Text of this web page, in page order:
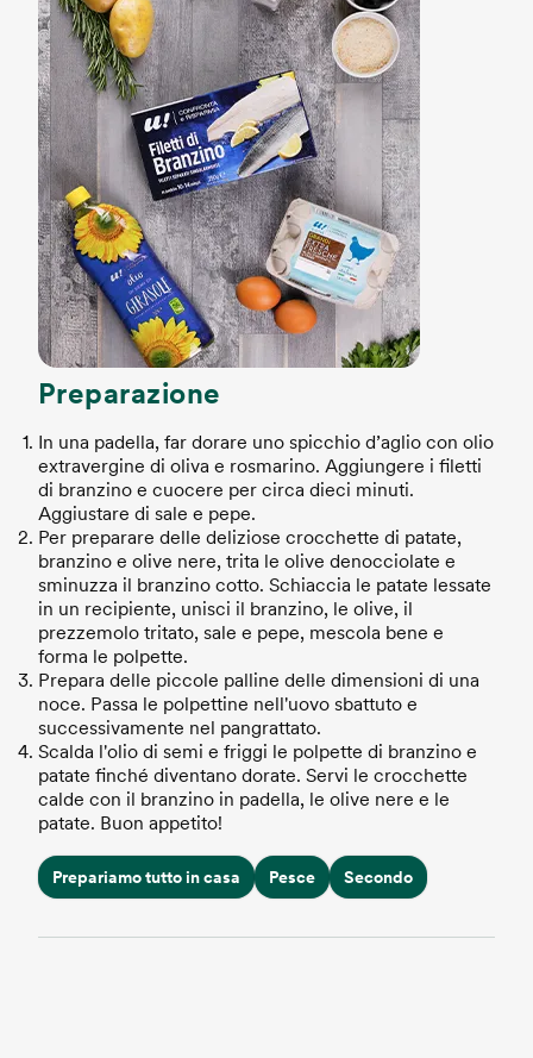
Preparazione
In una padella, far dorare uno spicchio d’aglio con olio
extravergine di oliva e rosmarino. Aggiungere i filetti
di branzino e cuocere per circa dieci minuti.
Aggiustare di sale e pepe.
Per preparare delle deliziose crocchette di patate,
branzino e olive nere, trita le olive denocciolate e
sminuzza il branzino cotto. Schiaccia le patate lessate
in un recipiente, unisci il branzino, le olive, il
prezzemolo tritato, sale e pepe, mescola bene e
forma le polpette.
Prepara delle piccole palline delle dimensioni di una
noce. Passa le polpettine nell'uovo sbattuto e
successivamente nel pangrattato.
Scalda l'olio di semi e friggi le polpette di branzino e
patate finché diventano dorate. Servi le crocchette
calde con il branzino in padella, le olive nere e le
patate. Buon appetito!
Prepariamo tutto in casa Pesce Secondo